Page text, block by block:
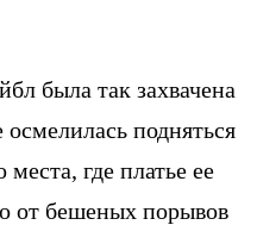
была так захвачена
подняться
где платье ее
от бешеных порывов